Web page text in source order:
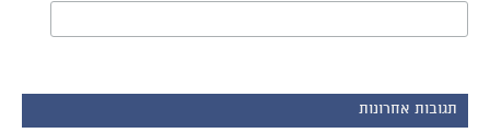
תגובות אחרונות